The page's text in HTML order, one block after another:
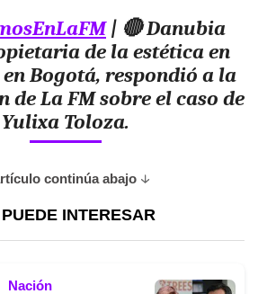
| 🔴 Danubia
de la estética en
en Bogotá, respondió a la
de La FM sobre el caso de
Yulixa Toloza.
continúa abajo
INTERESAR
Nación